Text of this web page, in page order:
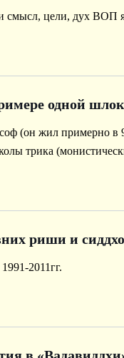
цели, дух ВОП
одной
(он жил примерно в
трика
риши и
2011гг.